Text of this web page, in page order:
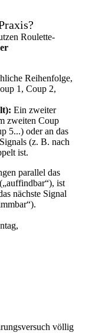
Roulette-
Reihenfolge,
1, Coup 2,
Ein zweiter
zweiten Coup
5...) oder an das
(z. B. nach
ist.
parallel das
ist
nächste Signal
völlig